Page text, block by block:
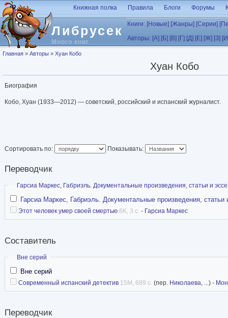
Перейти к основному содержанию
Либрусек
Много книг
Книжная полка Правила Блоги Форумы
Книги: [Новые] [Жанры] [Серии]
Авторы: [А] [Б] [В] [Г] [Д] [Е] [Ж] [З]
Вы здесь
Главная » Авторы » Хуан Кобо
Хуан Кобо
Биография
Кобо, Хуан (1933—2012) — советский, российский и испанский журналист.
Сортировать по: Показывать:
Переводчик
Скрыть
Гарсиа Маркес, Габриэль. Документальные произведения, статьи и эссе
Гарсиа Маркес, Габриэль. Документальные произведения, статьи
Этот человек умер своей смертью 6K, 3 с. - Гарсиа Маркес
Составитель
Скрыть
Вне серий
Вне серий
Современный испанский детектив 15M, 689 с. (пер. Николаева, ...) -
Переводчик